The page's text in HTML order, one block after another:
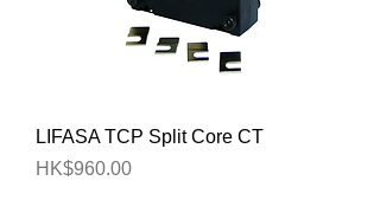
LIFASA TCP Split Core CT
價格
HK$960.00